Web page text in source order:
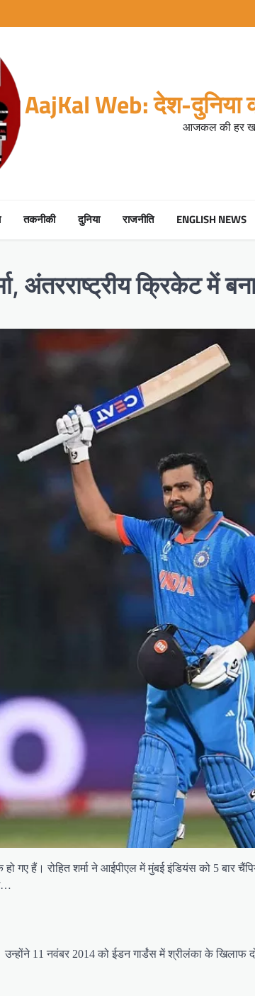
AajKal Web: देश-दुनिया
आजकल की हर
तकनीकी दुनिया राजनीति ENGLISH NEWS
अंतरराष्ट्रीय क्रिकेट में
गए हैं। रोहित शर्मा ने आईपीएल में मुंबई इंडियंस को 5 बार
है। उन्होंने 11 नवंबर 2014 को ईडन गार्डंस में श्रीलंका के